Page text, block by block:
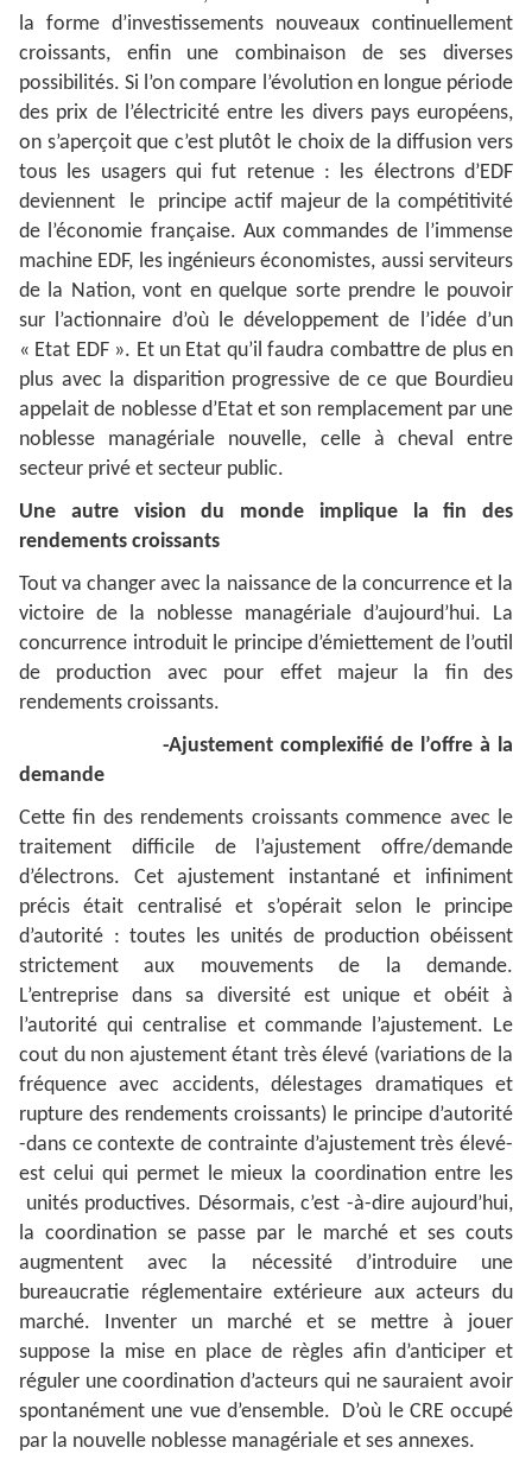
la forme d’investissements nouveaux continuellement
croissants, enfin une combinaison de ses diverses
possibilités. Si l’on compare l’évolution en longue période
des prix de l’électricité entre les divers pays européens,
on s’aperçoit que c’est plutôt le choix de la diffusion vers
tous les usagers qui fut retenue : les électrons d’EDF
deviennent le principe actif majeur de la compétitivité
de l’économie française. Aux commandes de l’immense
machine EDF, les ingénieurs économistes, aussi serviteurs
de la Nation, vont en quelque sorte prendre le pouvoir
sur l’actionnaire d’où le développement de l’idée d’un
« Etat EDF ». Et un Etat qu’il faudra combattre de plus en
plus avec la disparition progressive de ce que Bourdieu
appelait de noblesse d’Etat et son remplacement par une
noblesse managériale nouvelle, celle à cheval entre
secteur privé et secteur public.
Une autre vision du monde implique la fin des
rendements croissants
Tout va changer avec la naissance de la concurrence et la
victoire de la noblesse managériale d’aujourd’hui. La
concurrence introduit le principe d’émiettement de l’outil
de production avec pour effet majeur la fin des
rendements croissants.
-Ajustement complexifié de l’offre à la
demande
Cette fin des rendements croissants commence avec le
traitement difficile de l’ajustement offre/demande
d’électrons. Cet ajustement instantané et infiniment
précis était centralisé et s’opérait selon le principe
d’autorité : toutes les unités de production obéissent
strictement aux mouvements de la demande.
L’entreprise dans sa diversité est unique et obéit à
l’autorité qui centralise et commande l’ajustement. Le
cout du non ajustement étant très élevé (variations de la
fréquence avec accidents, délestages dramatiques et
rupture des rendements croissants) le principe d’autorité
-dans ce contexte de contrainte d’ajustement très élevé-
est celui qui permet le mieux la coordination entre les
unités productives. Désormais, c’est -à-dire aujourd’hui,
la coordination se passe par le marché et ses couts
augmentent avec la nécessité d’introduire une
bureaucratie réglementaire extérieure aux acteurs du
marché. Inventer un marché et se mettre à jouer
suppose la mise en place de règles afin d’anticiper et
réguler une coordination d’acteurs qui ne sauraient avoir
spontanément une vue d’ensemble. D’où le CRE occupé
par la nouvelle noblesse managériale et ses annexes.